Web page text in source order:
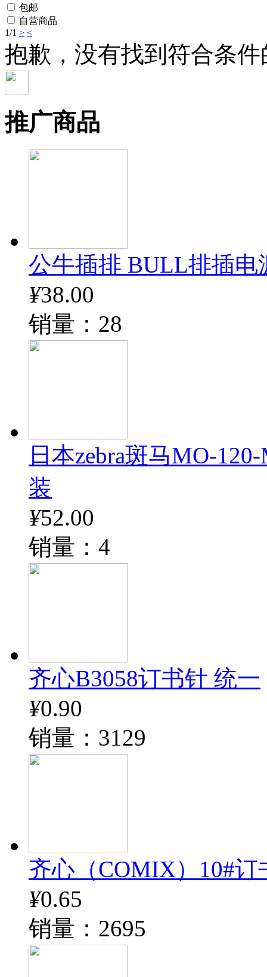
包邮
自营商品
1/1 > <
抱歉，没有找到符合条件
推广商品
公牛插排 BULL排插电
¥38.00
销量：28
日本zebra斑马MO-
装
¥52.00
销量：4
齐心B3058订书针 统一
¥0.90
销量：3129
齐心（COMIX）10#订
¥0.65
销量：2695